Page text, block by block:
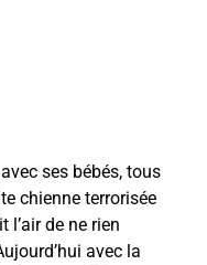
ses bébés, tous
chienne terrorisée
l’air de ne rien
avec la